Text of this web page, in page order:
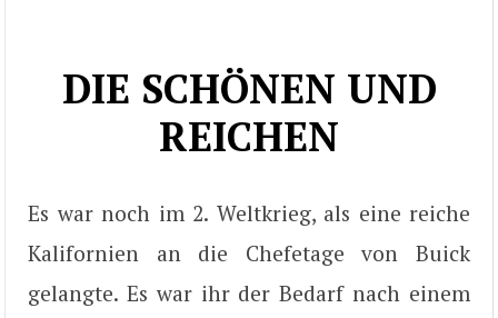
DIE SCHÖNEN UND
REICHEN
Es war noch im 2. Weltkrieg, als eine reiche
Kalifornien an die Chefetage von Buick
gelangte. Es war ihr der Bedarf nach einem